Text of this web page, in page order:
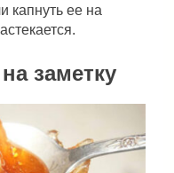
капнуть ее на
заметку